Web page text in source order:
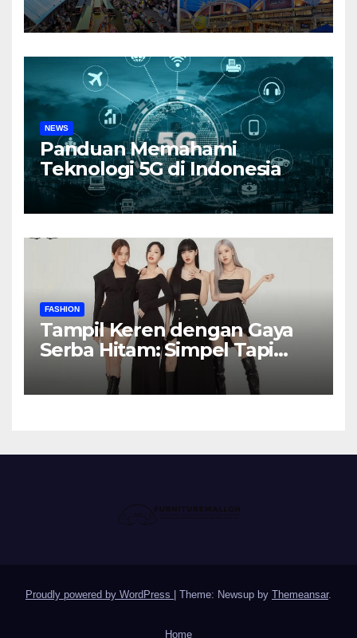
NEWS
Panduan Memahami
Teknologi 5G di Indonesia
FASHION
Tampil Keren dengan Gaya
Serba Hitam: Simpel Tapi
Proudly powered by WordPress | Theme: Newsup by Themeansar.
Home